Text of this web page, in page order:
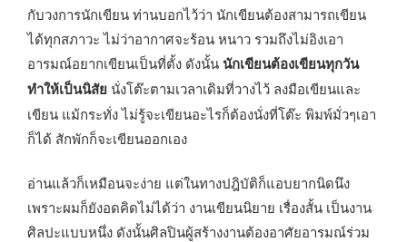
กับวงการนักเขียน ท่านบอกไว้ว่า นักเขียนต้องสามารถเขียน
ได้ทุกสภาวะ ไม่ว่าอากาศจะร้อน หนาว รวมถึงไม่อิงเอา
อารมณ์อยากเขียนเป็นที่ตั้ง ดังนั้น นักเขียนต้องเขียนทุกวัน
ทำให้เป็นนิสัยนั่งโต๊ะตามเวลาเดิมที่วางไว้ ลงมือเขียนและ
เขียน แม้กระทั่ง ไม่รู้จะเขียนอะไรก็ต้องนั่งที่โต๊ะ พิมพ์มั่วๆเอา
ก็ได้ สักพักก็จะเขียนออกเอง
อ่านแล้วก็เหมือนจะง่าย แต่ในทางปฎิบัติก็แอบยากนิดนึง
เพราะผมก็ยังอดคิดไม่ได้ว่า งานเขียนนิยาย เรื่องสั้น เป็นงาน
ศิลปะแบบหนึ่ง ดังนั้นศิลปินผู้สร้างงานต้องอาศัยอารมณ์ร่วม